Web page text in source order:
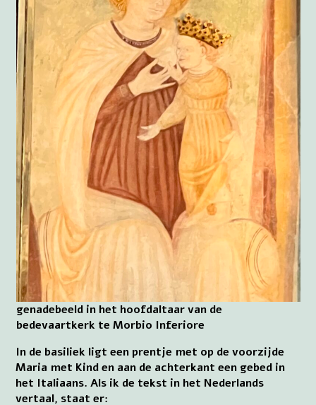
genadebeeld in het hoofdaltaar van de
bedevaartkerk te Morbio Inferiore
In de basiliek ligt een prentje met op de voorzijde
Maria met Kind en aan de achterkant een gebed in
het Italiaans. Als ik de tekst in het Nederlands
vertaal, staat er: